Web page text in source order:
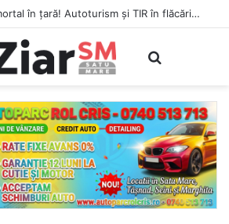
Accident rutier mortal în țară! Autoturism și TIR în flăcări, șofer carbonizat!